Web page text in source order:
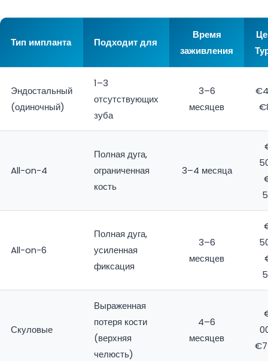
Тип импланта Подходит для
Время
заживления
Эндостальный
(одиночный)
1–3
отсутствующих
зуба
3–6
месяцев
All-on-4
Полная дуга,
ограниченная
кость
3–4 месяца
All-on-6
Полная дуга,
усиленная
фиксация
3–6
месяцев
Скуловые
Выраженная
потеря кости
(верхняя
челюсть)
4–6
месяцев